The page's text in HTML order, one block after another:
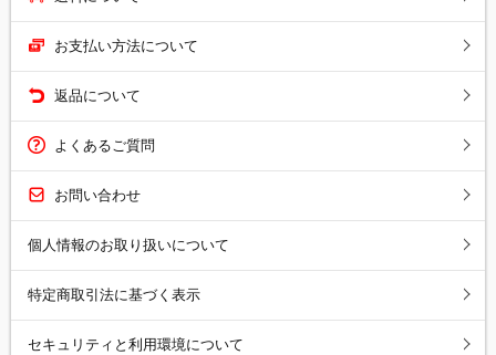
お支払い方法について
返品について
よくあるご質問
お問い合わせ
個人情報のお取り扱いについて
特定商取引法に基づく表示
セキュリティと利用環境について